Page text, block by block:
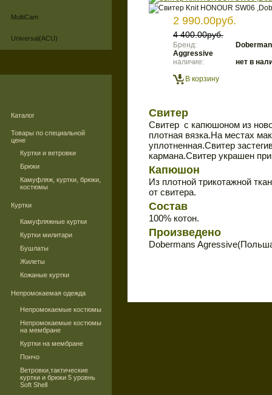
MultiCam
Universal(ACU)
Каталог
Товары по специальной
цене
Куртки и ветровки
Брюки
Камуфляж, куртки, брюки,
костюмы
Куртки
Камуфляжные куртки
Куртки милитари
Бушлаты
Жилеты
Кожаные куртки
Непромокаемая одежда
Непромокаемые костюмы
Непромокаемые костюмы
на мембране
Куртки на мембране
Пончо
Ветровки,тактические
куртки и брюки 5 уровнь
Soft Shell
2 990.00руб.
4 400.00руб.
Бренд:
Aggressive
наличие:
нет в
В корзину
Свитер
Свитер с капюшоном из
плотная вязка.На местах
уплотненная.Свитер
кармана.Свитер украшен
Капюшон
Из плотной трикотажной
от свитера.
Состав
100% котон.
Произведено
Dobermans